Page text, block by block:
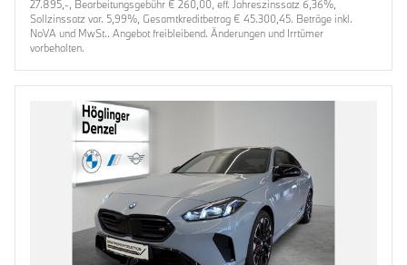
27.895,-, Bearbeitungsgebühr € 260,00, eff. Jahreszinssatz 6,36%,
Sollzinssatz var. 5,99%, Gesamtkreditbetrag € 45.300,45. Beträge inkl.
NoVA und MwSt.. Angebot freibleibend. Änderungen und Irrtümer
vorbehalten.